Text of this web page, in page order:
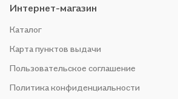
Интернет-магазин
Каталог
Карта пунктов выдачи
Пользовательское соглашение
Политика конфиденциальности